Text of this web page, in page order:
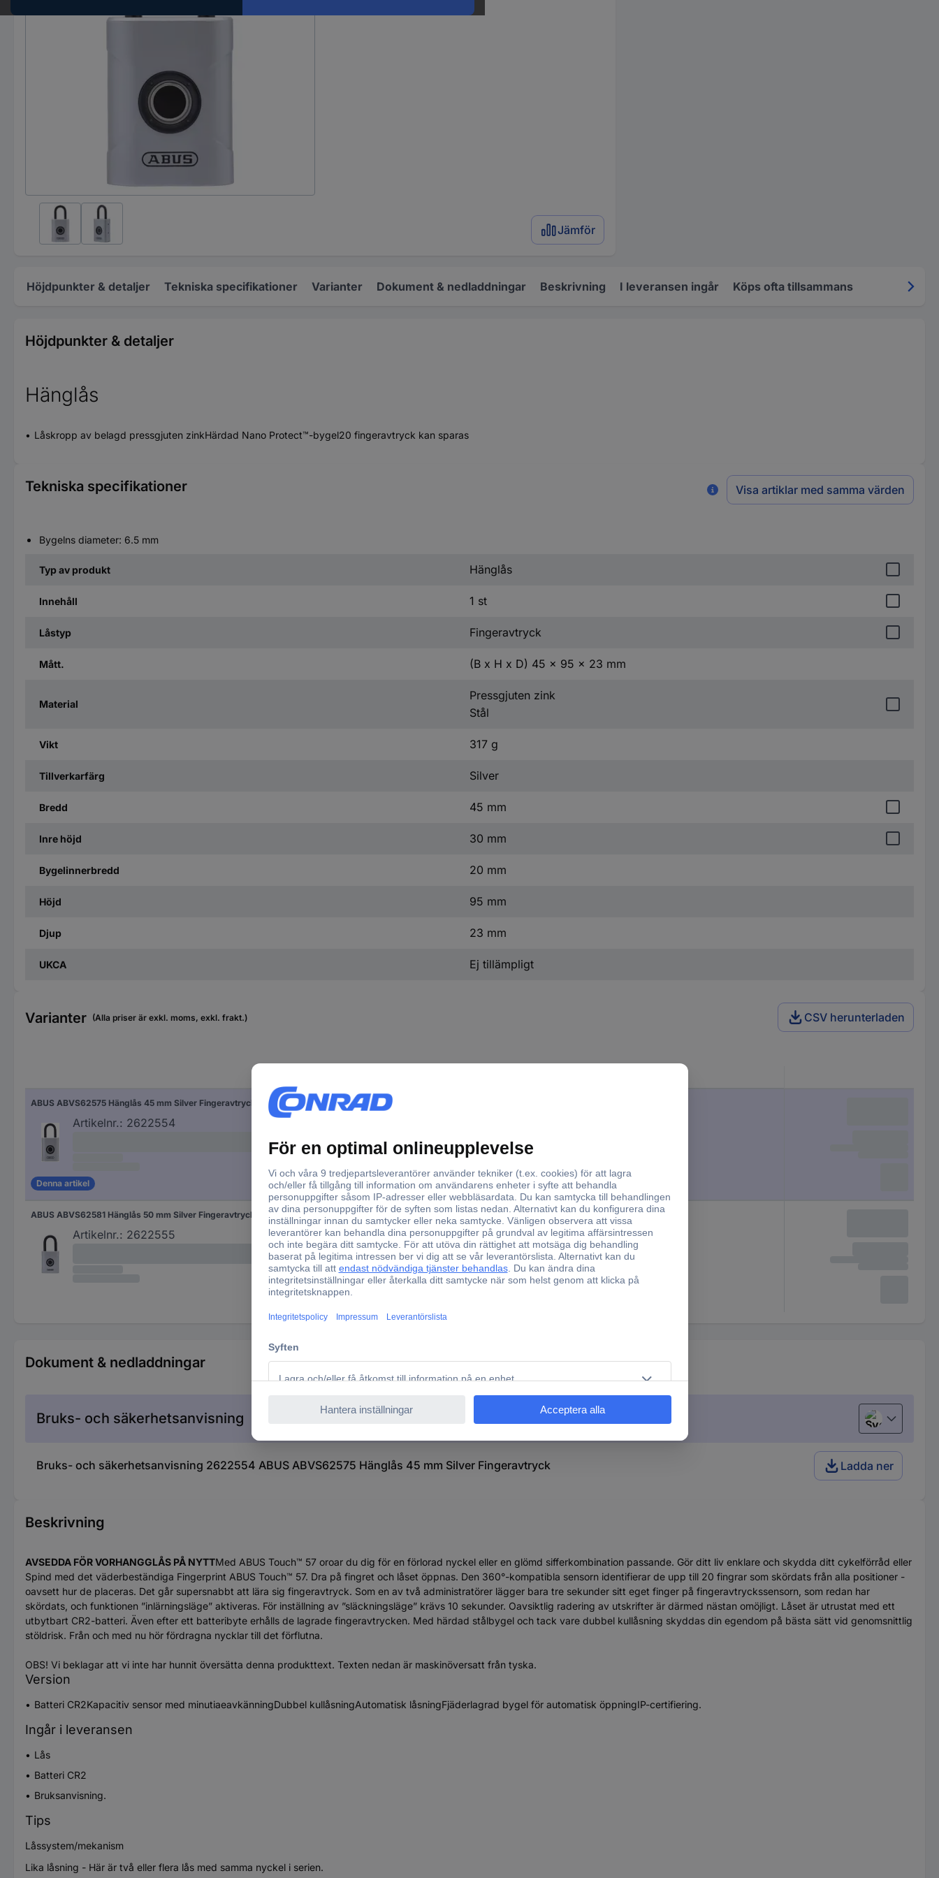
Jämför
Höjdpunkter & detaljer Tekniska specifikationer Varianter Dokument & nedladdningar Beskrivning I leveransen ingår Köps ofta tillsammans
Höjdpunkter & detaljer
Hänglås
Låskropp av belagd pressgjuten zinkHärdad Nano Protect™-bygel20 fingeravtryck kan sparas
Tekniska specifikationer Visa artiklar med samma värden
Bygelns diameter: 6.5 mm
Typ av produkt Hänglås
Innehåll 1 st
Låstyp Fingeravtryck
Mått. (B x H x D) 45 x 95 x 23 mm
Material
Pressgjuten zink
Stål
Vikt 317 g
Tillverkarfärg Silver
Bredd 45 mm
Inre höjd 30 mm
Bygelinnerbredd 20 mm
Höjd 95 mm
Djup 23 mm
UKCA Ej tillämpligt
Varianter (Alla priser är exkl. moms, exkl. frakt.) CSV herunterladen
ABUS ABVS62575 Hänglås 45 mm Silver Fingeravtryck
Artikelnr.: 2622554
Denna artikel
45 mm
ABUS ABVS62581 Hänglås 50 mm Silver Fingeravtryck
Artikelnr.: 2622555
50 mm 36 mm
Dokument & nedladdningar
Bruks- och säkerhetsanvisning Svenska
Bruks- och säkerhetsanvisning 2622554 ABUS ABVS62575 Hänglås 45 mm Silver Fingeravtryck Ladda ner
Beskrivning
AVSEDDA FÖR VORHANGGLÅS PÅ NYTTMed ABUS Touch™ 57 oroar du dig för en förlorad nyckel eller en glömd sifferkombination passande. Gör ditt liv enklare och skydda ditt cykelförråd eller
Spind med det väderbeständiga Fingerprint ABUS Touch™ 57. Dra på fingret och låset öppnas. Den 360°-kompatibla sensorn identifierar de upp till 20 fingrar som skördats från alla positioner -
oavsett hur de placeras. Det går supersnabbt att lära sig fingeravtryck. Som en av två administratörer lägger bara tre sekunder sitt eget finger på fingeravtryckssensorn, som redan har
skördats, och funktionen ”inlärningsläge” aktiveras. För inställning av ”släckningsläge” krävs 10 sekunder. Oavsiktlig radering av utskrifter är därmed nästan omöjligt. Låset är utrustat med ett
utbytbart CR2-batteri. Även efter ett batteribyte erhålls de lagrade fingeravtrycken. Med härdad stålbygel och tack vare dubbel kullåsning skyddas din egendom på bästa sätt vid genomsnittlig
stöldrisk. Från och med nu hör fördragna nycklar till det förflutna.
OBS! Vi beklagar att vi inte har hunnit översätta denna produkttext. Texten nedan är maskinöversatt från tyska.
Version
Batteri CR2Kapacitiv sensor med minutiaeavkänningDubbel kullåsningAutomatisk låsningFjäderlagrad bygel för automatisk öppningIP-certifiering.
Ingår i leveransen
Lås
Batteri CR2
Bruksanvisning.
Tips
Låssystem/mekanism
Lika låsning - Här är två eller flera lås med samma nyckel i serien.